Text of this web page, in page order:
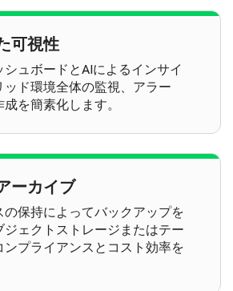
可視性
ュボードとAIによるインサイ
ッド環境全体の監視、アラー
を簡素化します。
ーカイブ
保持によってバックアップを
ェクトストレージまたはテー
プライアンスとコスト効率を